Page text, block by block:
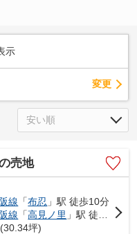
示
変更
売地
線 「布忍 」駅 徒歩10分
線 「高見ノ里 」駅 徒歩14分
坪)